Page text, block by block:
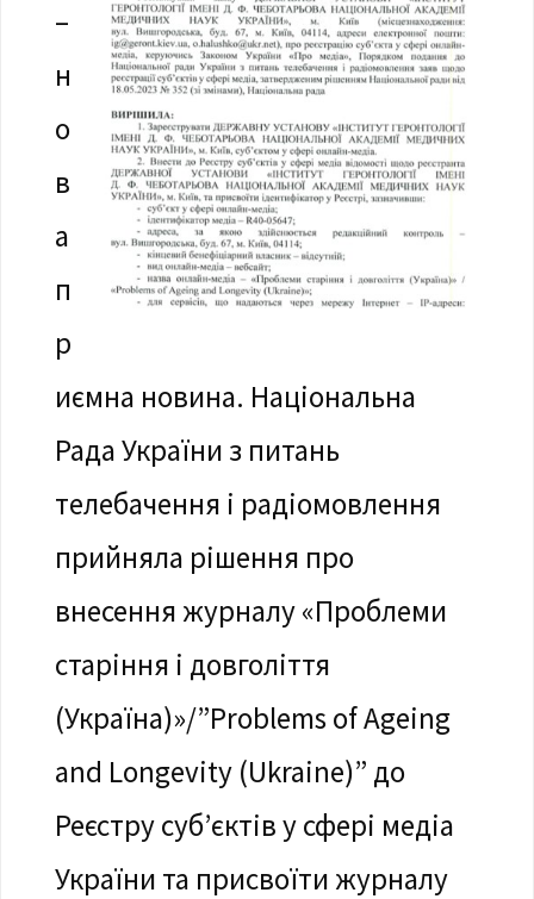
–
н
о
в
а
п
р
иємна новина. Національна
Рада України з питань
телебачення і радіомовлення
прийняла рішення про
внесення журналу «Проблеми
старіння і довголіття
(Україна)»/”Problems of Ageing
and Longevity (Ukraine)” до
Реєстру суб’єктів у сфері медіа
України та присвоїти журналу